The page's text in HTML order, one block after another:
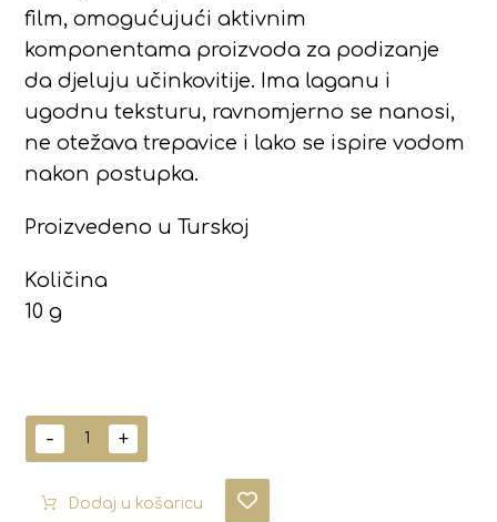
film, omogućujući aktivnim
komponentama proizvoda za podizanje
da djeluju učinkovitije. Ima laganu i
ugodnu teksturu, ravnomjerno se nanosi,
ne otežava trepavice i lako se ispire vodom
nakon postupka.
Proizvedeno u Turskoj
Količina
10 g
- +
Dodaj u košaricu